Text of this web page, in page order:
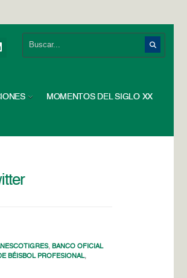
MOMENTOS DEL SIGLO XX
, BANCO OFICIAL
BÉISBOL PROFESIONAL,